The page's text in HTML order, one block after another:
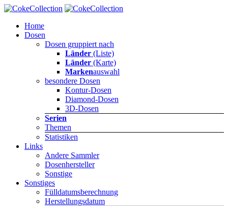
Home
Dosen
Dosen gruppiert nach
Länder (Liste)
Länder (Karte)
Markenauswahl
besondere Dosen
Kontur-Dosen
Diamond-Dosen
3D-Dosen
Serien
Themen
Statistiken
Links
Andere Sammler
Dosenhersteller
Sonstige
Sonstiges
Fülldatumsberechnung
Herstellungsdatum